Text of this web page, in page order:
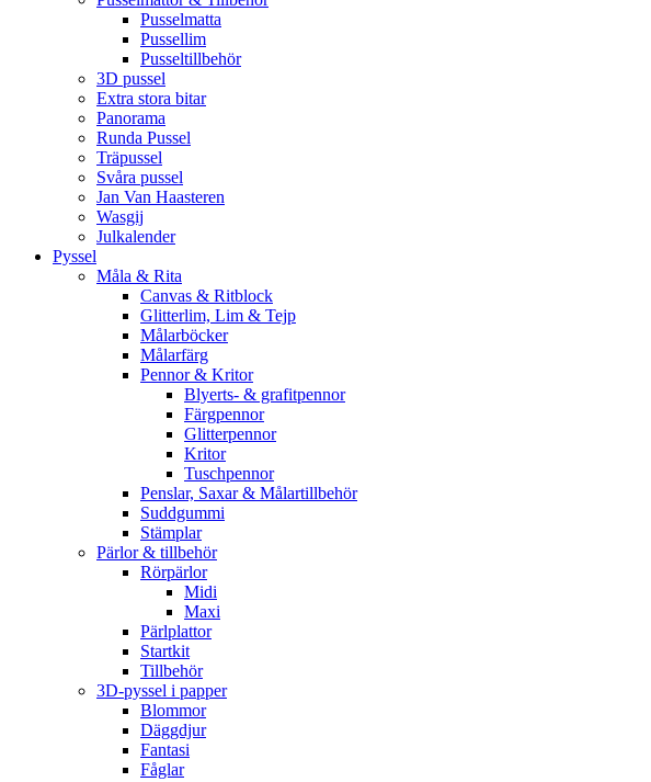
Pusselmatta
Pussellim
Pusseltillbehör
3D pussel
Extra stora bitar
Panorama
Runda Pussel
Träpussel
Svåra pussel
Jan Van Haasteren
Wasgij
Julkalender
Pyssel
Måla & Rita
Canvas & Ritblock
Glitterlim, Lim & Tejp
Målarböcker
Målarfärg
Pennor & Kritor
Blyerts- & grafitpennor
Färgpennor
Glitterpennor
Kritor
Tuschpennor
Penslar, Saxar & Målartillbehör
Suddgummi
Stämplar
Pärlor & tillbehör
Rörpärlor
Midi
Maxi
Pärlplattor
Startkit
Tillbehör
3D-pyssel i papper
Blommor
Däggdjur
Fantasi
Fåglar